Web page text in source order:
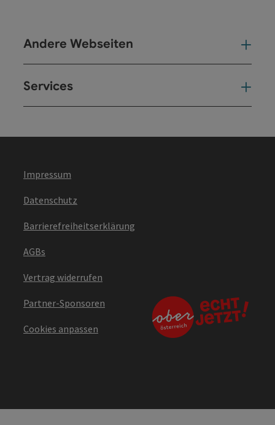
Andere Webseiten
Services
Impressum
Datenschutz
Barrierefreiheitserklärung
AGBs
Vertrag widerrufen
Partner-Sponsoren
Cookies anpassen